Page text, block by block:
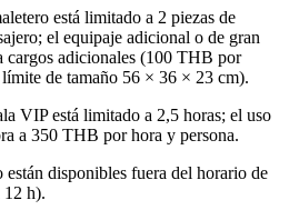
está limitado a 2 piezas de
el equipaje adicional o de gran
cargos adicionales (100 THB por
de tamaño 56 × 36 × 23 cm).
VIP está limitado a 2,5 horas; el uso
a 350 THB por hora y persona.
están disponibles fuera del horario de
12 h).